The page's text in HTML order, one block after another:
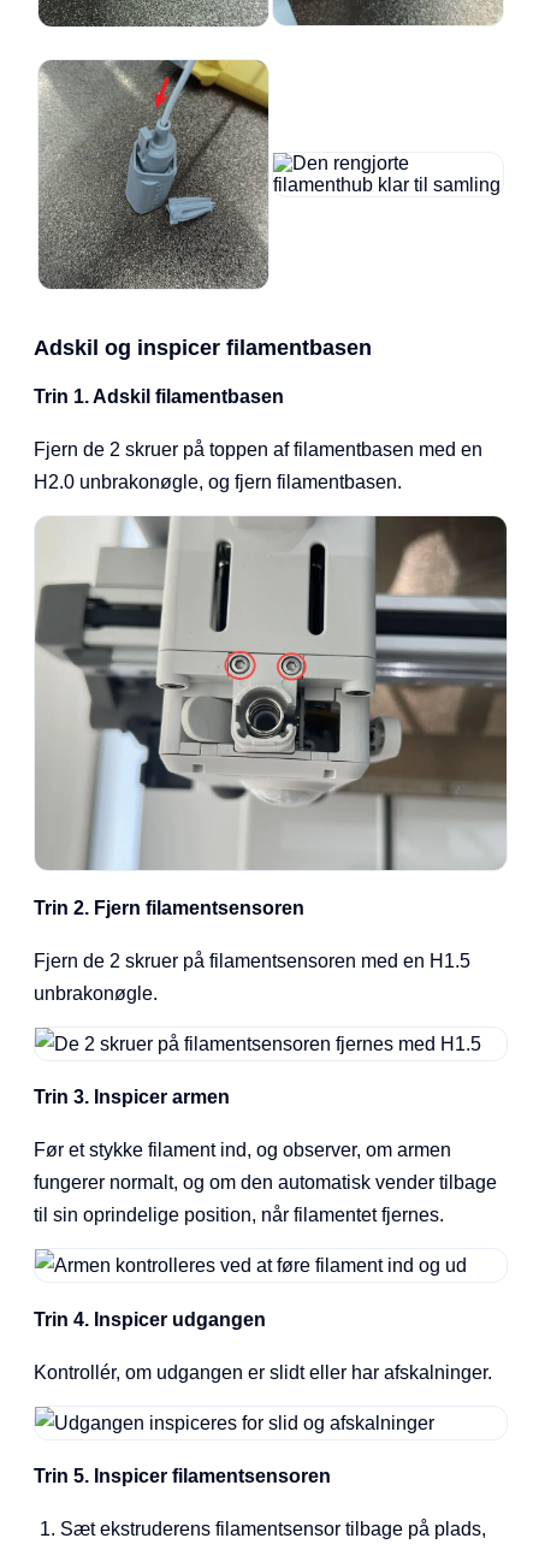
Adskil og inspicer filamentbasen
Trin 1. Adskil filamentbasen
Fjern de 2 skruer på toppen af filamentbasen med en
H2.0 unbrakonøgle, og fjern filamentbasen.
Trin 2. Fjern filamentsensoren
Fjern de 2 skruer på filamentsensoren med en H1.5
unbrakonøgle.
Trin 3. Inspicer armen
Før et stykke filament ind, og observer, om armen
fungerer normalt, og om den automatisk vender tilbage
til sin oprindelige position, når filamentet fjernes.
Trin 4. Inspicer udgangen
Kontrollér, om udgangen er slidt eller har afskalninger.
Trin 5. Inspicer filamentsensoren
Sæt ekstruderens filamentsensor tilbage på plads,